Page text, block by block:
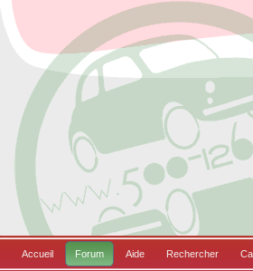
Accueil Forum Aide Rechercher